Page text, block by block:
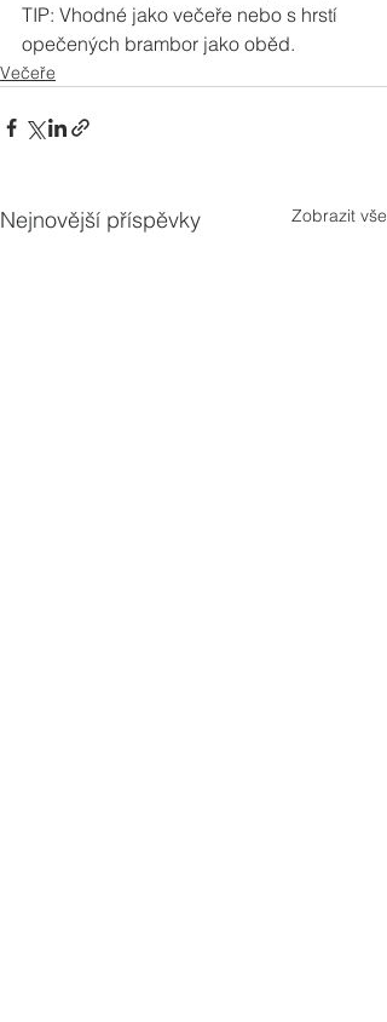
TIP: Vhodné jako večeře nebo s hrstí
opečených brambor jako oběd.
Večeře
Nejnovější příspěvky Zobrazit vše